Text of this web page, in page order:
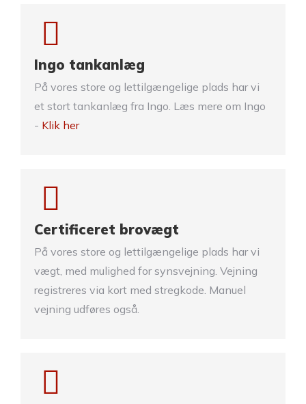
Ingo tankanlæg
På vores store og lettilgængelige plads har vi
et stort tankanlæg fra Ingo. Læs mere om Ingo
- Klik her
Certificeret brovægt
På vores store og lettilgængelige plads har vi
vægt, med mulighed for synsvejning. Vejning
registreres via kort med stregkode. Manuel
vejning udføres også.